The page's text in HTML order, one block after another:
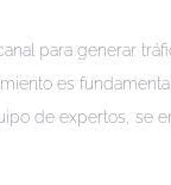
para generar
es
de expertos, se